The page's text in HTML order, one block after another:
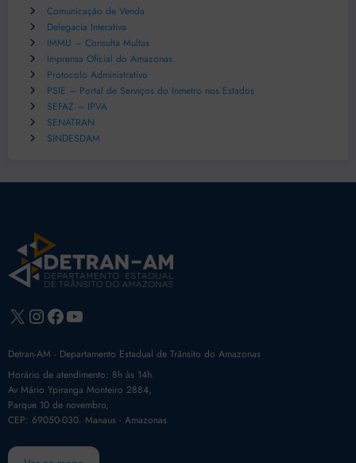
Comunicação de Venda
Delegacia Interativa
IMMU – Consulta Multas
Imprensa Oficial do Amazonas
Protocolo Administrativo
PSIE – Portal de Serviços do Inmetro nos Estados
SEFAZ – IPVA
SENATRAN
SINDESDAM
X Instagram
Facebook
Youtube
Detran-AM - Departamento Estadual de Trânsito do Amazonas
Horário de atendimento: 8h às 14h.
Av Mário Ypiranga Monteiro 2884,
Parque 10 de novembro,
CEP: 69050-030. Manaus - Amazonas